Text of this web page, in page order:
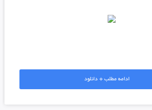
ادامه مطلب + دانلود